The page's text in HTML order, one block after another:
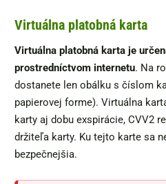
Virtuálna platobná karta
Virtuálna platobná karta je
prostredníctvom internetu. Na
dostanete len obálku s číslom
papierovej forme). Virtuálna
karty aj dobu exspirácie, CVV2
držiteľa karty. Ku tejto karte sa
bezpečnejšia.